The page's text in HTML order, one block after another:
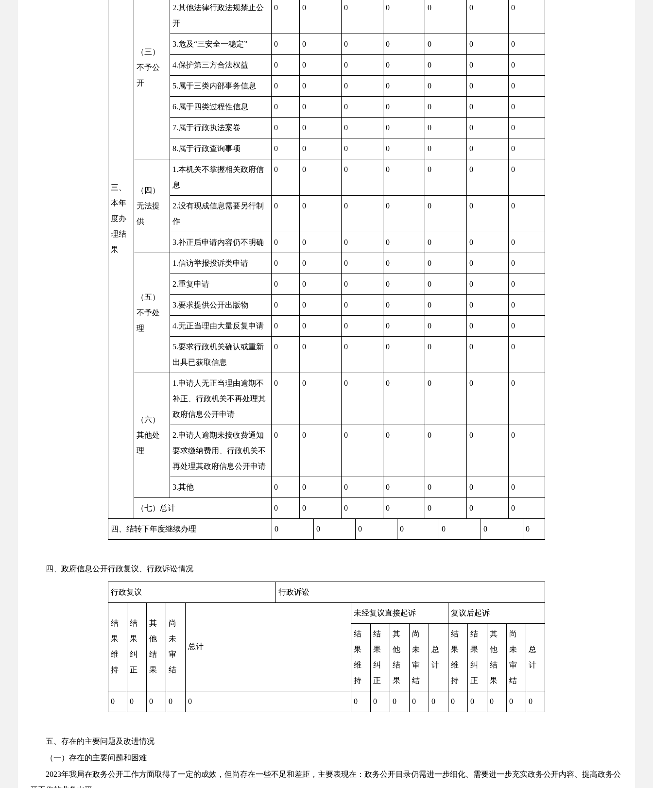
三、
本年
度办
理结
果
（三）
不予公
开
2.其他法律行政法规禁止公
开
0 0 0 0 0 0 0
3.危及“三安全一稳定” 0 0 0 0 0 0 0
4.保护第三方合法权益 0 0 0 0 0 0 0
5.属于三类内部事务信息 0 0 0 0 0 0 0
6.属于四类过程性信息 0 0 0 0 0 0 0
7.属于行政执法案卷 0 0 0 0 0 0 0
8.属于行政查询事项 0 0 0 0 0 0 0
（四）
无法提
供
1.本机关不掌握相关政府信
息
0 0 0 0 0 0 0
2.没有现成信息需要另行制
作
0 0 0 0 0 0 0
3.补正后申请内容仍不明确 0 0 0 0 0 0 0
（五）
不予处
理
1.信访举报投诉类申请 0 0 0 0 0 0 0
2.重复申请 0 0 0 0 0 0 0
3.要求提供公开出版物 0 0 0 0 0 0 0
4.无正当理由大量反复申请 0 0 0 0 0 0 0
5.要求行政机关确认或重新
出具已获取信息
0 0 0 0 0 0 0
（六）
其他处
理
1.申请人无正当理由逾期不
补正、行政机关不再处理其
政府信息公开申请
0 0 0 0 0 0 0
2.申请人逾期未按收费通知
要求缴纳费用、行政机关不
再处理其政府信息公开申请
0 0 0 0 0 0 0
3.其他 0 0 0 0 0 0 0
（七）总计 0 0 0 0 0 0 0
四、结转下年度继续办理 0 0 0 0 0 0 0
四、政府信息公开行政复议、行政诉讼情况
行政复议 行政诉讼
结
果
维
持
结
果
纠
正
其
他
结
果
尚
未
审
结
总计
未经复议直接起诉 复议后起诉
结
果
维
持
结
果
纠
正
其
他
结
果
尚
未
审
结
总
计
结
果
维
持
结
果
纠
正
其
他
结
果
尚
未
审
结
总
计
0 0 0 0 0 0 0 0 0 0 0 0 0 0 0
五、存在的主要问题及改进情况
（一）存在的主要问题和困难
2023年我局在政务公开工作方面取得了一定的成效，但尚存在一些不足和差距，主要表现在：政务公开目录仍需进一步细化、需要进一步充实政务公开内容、提高政务公